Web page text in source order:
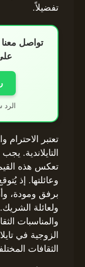
تفضيلاً.
تواصل
تعتبر الاحترام
التايلاندية.
تعكس هذه
وعائلتها. إذ
برفق ومودة،
ولعائلة الشريك.
والمناسبات
الزوجية في
الثقافات